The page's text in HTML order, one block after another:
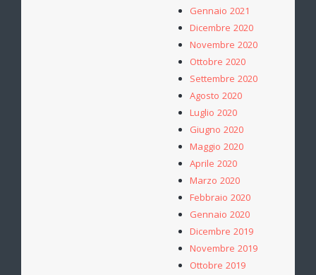
Gennaio 2021
Dicembre 2020
Novembre 2020
Ottobre 2020
Settembre 2020
Agosto 2020
Luglio 2020
Giugno 2020
Maggio 2020
Aprile 2020
Marzo 2020
Febbraio 2020
Gennaio 2020
Dicembre 2019
Novembre 2019
Ottobre 2019